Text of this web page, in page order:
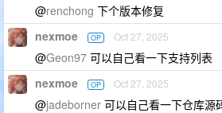
@renchong 下个版本修复
nexmoe OP Oct 27, 2025
@Geon97 可以自己看一下支持列表
nexmoe OP Oct 27, 2025
@jadeborner 可以自己看一下仓库源